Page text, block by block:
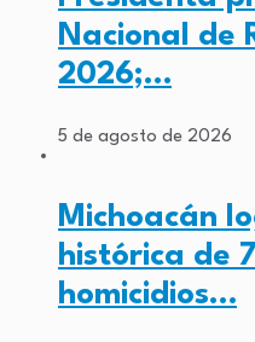
Nacional de
2026;…
5 de agosto de 2026
Michoacán
histórica de
homicidios…